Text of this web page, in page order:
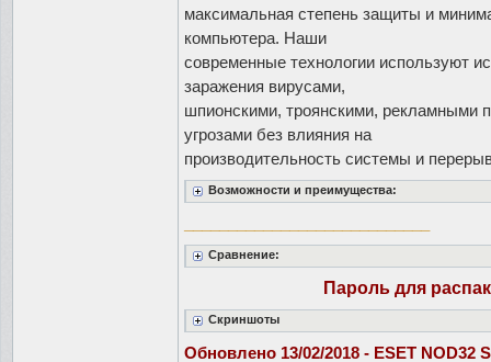
максимальная степень защиты и
компьютера. Наши
современные технологии используют
заражения вирусами,
шпионскими, троянскими, рекламными
угрозами без влияния на
производительность системы и
Возможности и преимущества:
Сравнение:
Пароль для
Скриншоты
Обновлено 13/02/2018 - ESET NOD32